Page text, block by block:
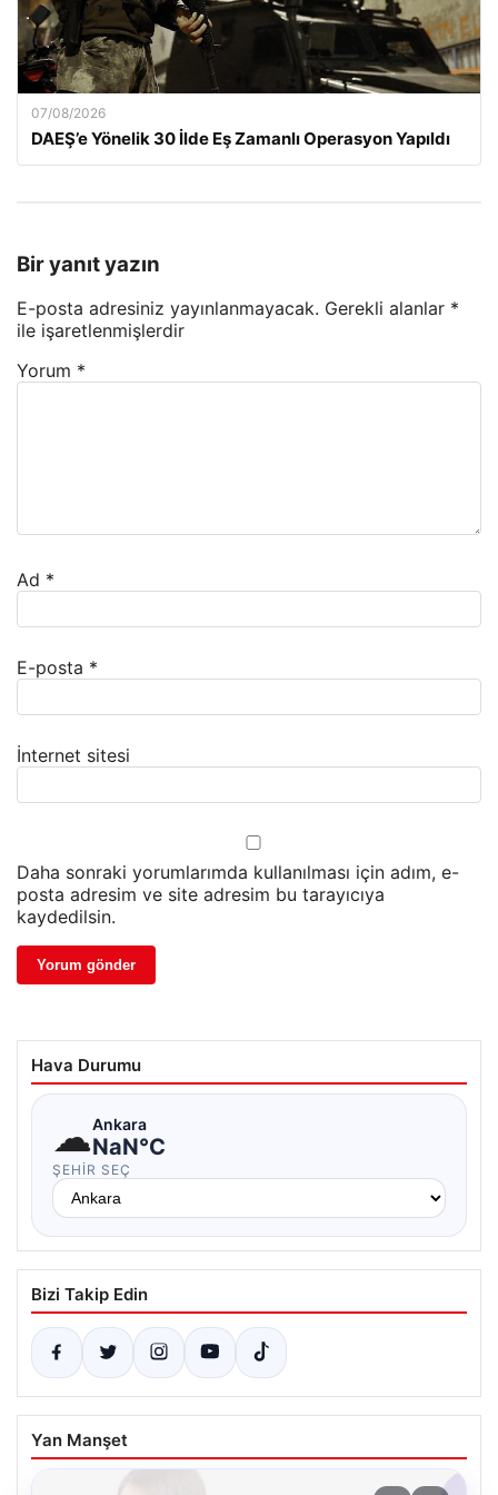
07/08/2026
DAEŞ’e Yönelik 30 İlde Eş Zamanlı Operasyon Yapıldı
Bir yanıt yazın
E-posta adresiniz yayınlanmayacak. Gerekli alanlar *
ile işaretlenmişlerdir
Yorum *
Ad *
E-posta *
İnternet sitesi
Daha sonraki yorumlarımda kullanılması için adım, e-
posta adresim ve site adresim bu tarayıcıya
kaydedilsin.
Hava Durumu
☁Ankara
NaN°C
ŞEHIR SEÇ
Bizi Takip Edin
Yan Manşet